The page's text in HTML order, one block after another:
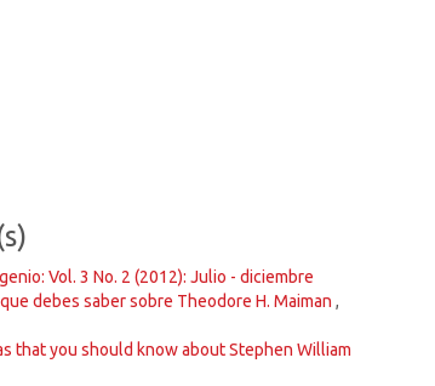
Vol. 3 No. 2 (2012): Julio - diciembre
debes saber sobre Theodore H. Maiman ,
that you should know about Stephen William